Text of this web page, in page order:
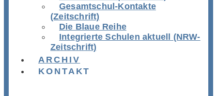
Gesamtschul-Kontakte
(Zeitschrift)
Die Blaue Reihe
Integrierte Schulen aktuell (NRW-
Zeitschrift)
ARCHIV
KONTAKT